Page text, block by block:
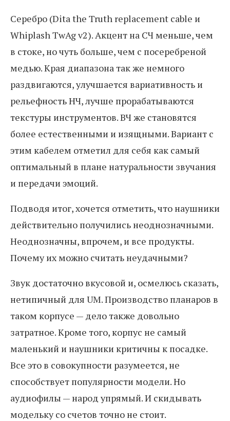
Серебро (Dita the Truth replacement cable и
Whiplash TwAg v2). Акцент на СЧ меньше, чем
в стоке, но чуть больше, чем с посеребреной
медью. Края диапазона так же немного
раздвигаются, улучшается вариативность и
рельефность НЧ, лучше прорабатываются
текстуры инструментов. ВЧ же становятся
более естественными и изящными. Вариант с
этим кабелем отметил для себя как самый
оптимальный в плане натуральности звучания
и передачи эмоций.
Подводя итог, хочется отметить, что наушники
действительно получились неоднозначными.
Неоднозначны, впрочем, и все продукты.
Почему их можно считать неудачными?
Звук достаточно вкусовой и, осмелюсь сказать,
нетипичный для UM. Производство планаров в
таком корпусе — дело также довольно
затратное. Кроме того, корпус не самый
маленький и наушники критичны к посадке.
Все это в совокупности разумеется, не
способствует популярности модели. Но
аудиофилы — народ упрямый. И скидывать
модельку со счетов точно не стоит.